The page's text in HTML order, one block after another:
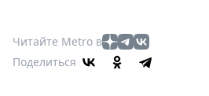
Читайте Metro в
Поделиться